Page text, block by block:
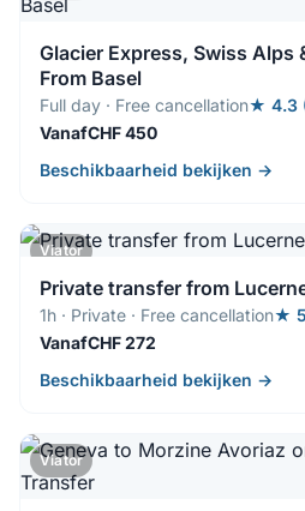
Glacier Express, Swiss Alps
From Basel
Full day · Free cancellation★ 4.3
VanafCHF 450
Beschikbaarheid bekijken →
Viator
Private transfer from
1h · Private · Free cancellation★
VanafCHF 272
Beschikbaarheid bekijken →
Viator